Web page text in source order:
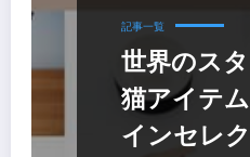
記事一覧
世界のス
猫アイテ
インセレ